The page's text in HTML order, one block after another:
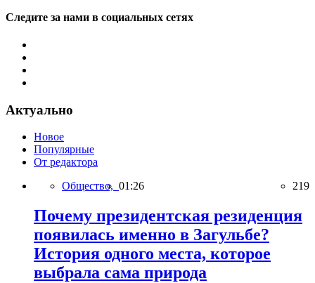
Следите за нами в социальных сетях
Актуально
Новое
Популярные
От редактора
Общество, 01:26 219
Почему президентская резиденция
появилась именно в Загульбе?
История одного места, которое
выбрала сама природа